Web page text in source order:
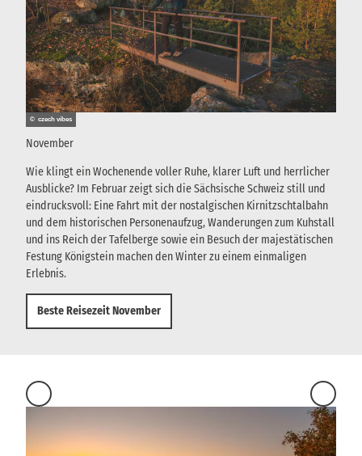
© czech vibes
November
Wie klingt ein Wochenende voller Ruhe, klarer Luft und herrlicher
Ausblicke? Im Februar zeigt sich die Sächsische Schweiz still und
eindrucksvoll: Eine Fahrt mit der nostalgischen Kirnitzschtalbahn
und dem historischen Personenaufzug, Wanderungen zum Kuhstall
und ins Reich der Tafelberge sowie ein Besuch der majestätischen
Festung Königstein machen den Winter zu einem einmaligen
Erlebnis.
Beste Reisezeit November